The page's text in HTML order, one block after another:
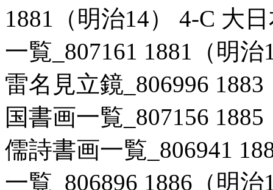
1881（明治14） 4-C 大
一覧_807161 1881（明
雷名見立鏡_806996
国書画一覧_807156
儒詩書画一覧_806941
一覧_806896 1886（明